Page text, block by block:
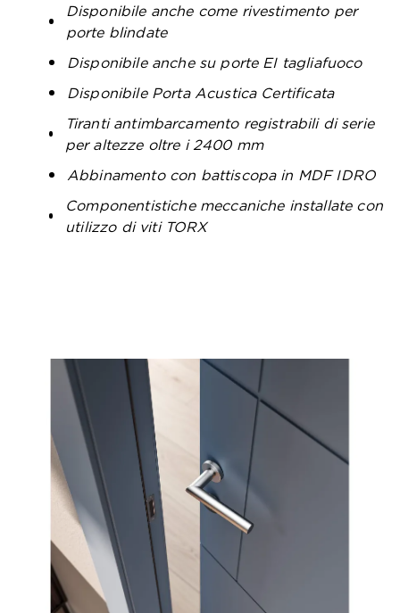
Disponibile anche come rivestimento per
porte blindate
Disponibile anche su porte EI tagliafuoco
Disponibile Porta Acustica Certificata
Tiranti antimbarcamento registrabili di serie
per altezze oltre i 2400 mm
Abbinamento con battiscopa in MDF IDRO
Componentistiche meccaniche installate con
utilizzo di viti TORX